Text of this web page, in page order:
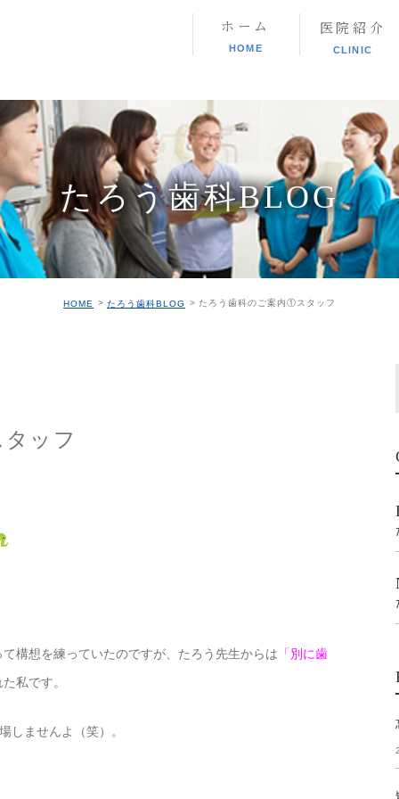
ホーム
HOME
医院紹介
CLINIC
たろう歯科BLOG
HOME たろう歯科BLOG たろう歯科のご案内①スタッフ
ッフ
構想を練っていたのですが、たろう先生からは 「別に歯
私です。
しませんよ（笑）。